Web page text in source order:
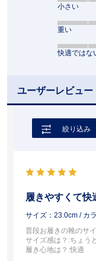
小さい
重い
快適ではな
ユーザーレビュー
絞り込み
履きやすくて快
サイズ：23.0cm / カ
普段お履きの靴のサ
サイズ感は？ :ちょう
履き心地は？ :快適